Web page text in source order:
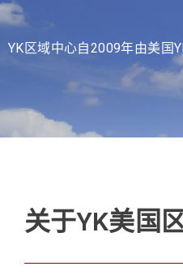
YK区域中心自2009年由美国
关于YK美国